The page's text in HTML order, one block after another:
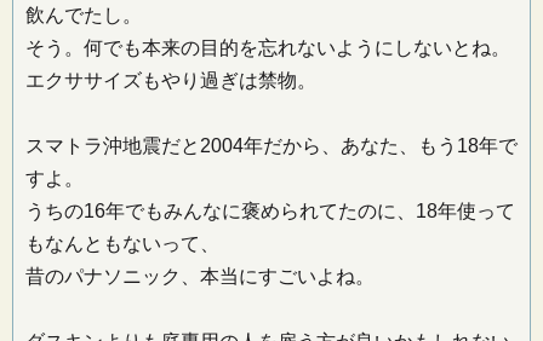
飲んでたし。
そう。何でも本来の目的を忘れないようにしないとね。
エクササイズもやり過ぎは禁物。
スマトラ沖地震だと2004年だから、あなた、もう18年で
すよ。
うちの16年でもみんなに褒められてたのに、18年使って
もなんともないって、
昔のパナソニック、本当にすごいよね。